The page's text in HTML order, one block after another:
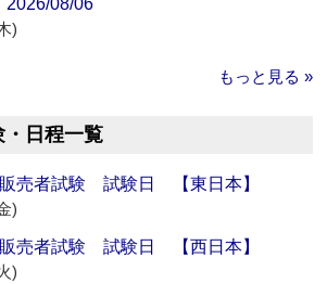
08/06
)
もっと見る »
日程一覧
売者試験 試験日 【東日本】
)
売者試験 試験日 【西日本】
)